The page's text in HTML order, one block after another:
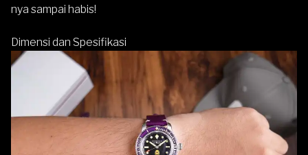
nya sampai habis!
Dimensi dan Spesifikasi